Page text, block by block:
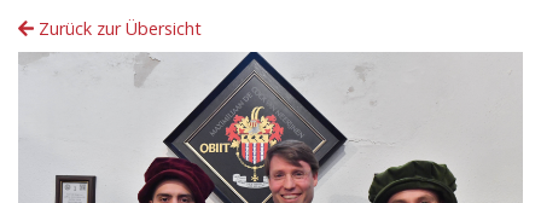
Zurück zur Übersicht